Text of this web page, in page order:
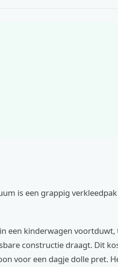
is een grappig
een kinderwagen voortduwt,
constructie draagt. Dit
voor een dagje dolle pret.